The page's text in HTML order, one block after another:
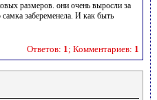
размеров. они очень выросли за
самка забеременела. И как быть
Ответов: 1; Комментариев: 1